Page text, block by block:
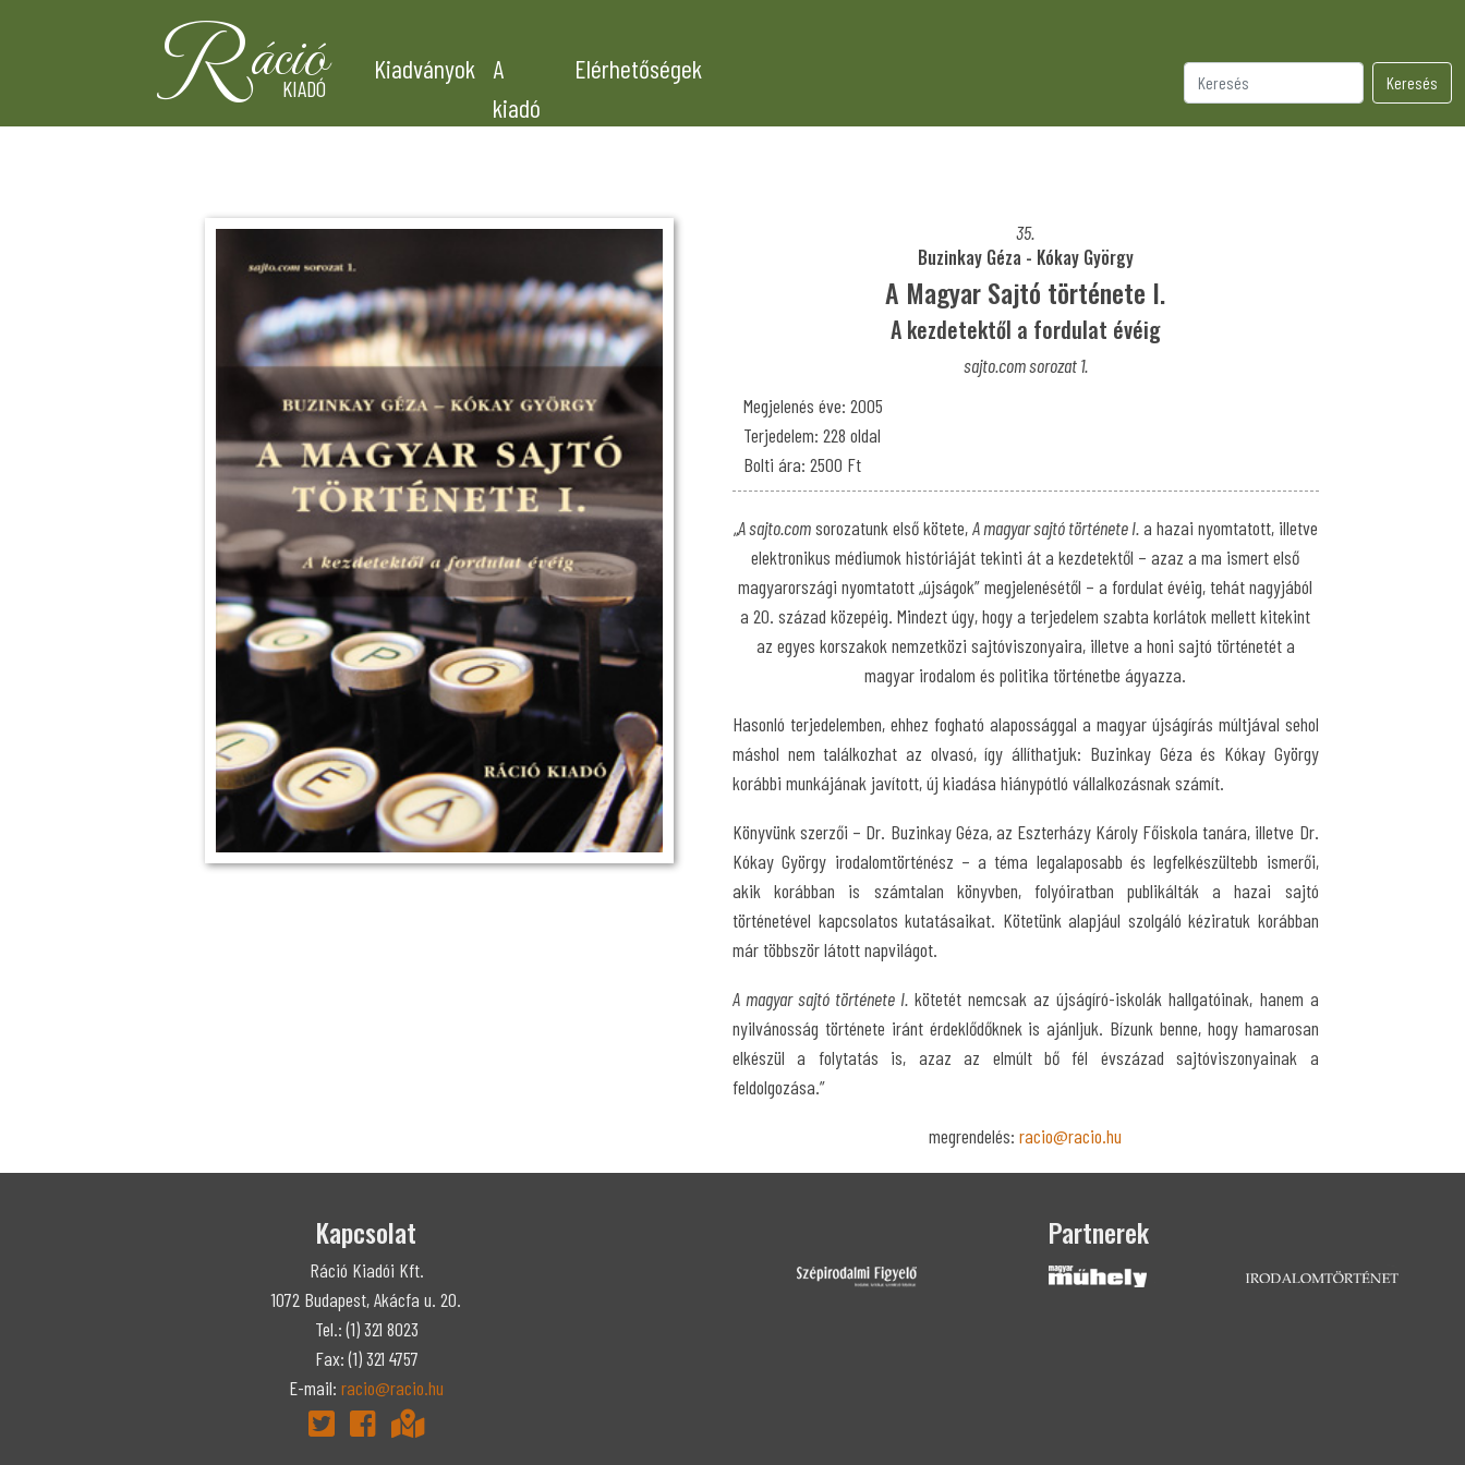
Ráció
KIADÓ
Kiadványok
A
kiadó
Elérhetőségek Keresés
35.
Buzinkay Géza - Kókay György
A Magyar Sajtó története I.
A kezdetektől a fordulat évéig
sajto.com sorozat 1.
Megjelenés éve: 2005
Terjedelem: 228 oldal
Bolti ára: 2500 Ft
„A sajto.comsorozatunk első kötete,A magyar sajtó története I.a hazai nyomtatott, illetve
elektronikus médiumok históriáját tekinti át a kezdetektől – azaz a ma ismert első
magyarországi nyomtatott „újságok” megjelenésétől – a fordulat évéig, tehát nagyjából
a 20. század közepéig. Mindezt úgy, hogy a terjedelem szabta korlátok mellett kitekint
az egyes korszakok nemzetközi sajtóviszonyaira, illetve a honi sajtó történetét a
magyar irodalom és politika történetbe ágyazza.
Hasonló terjedelemben, ehhez fogható alapossággal a magyar újságírás múltjával sehol
máshol nem találkozhat az olvasó, így állíthatjuk: Buzinkay Géza és Kókay György
korábbi munkájának javított, új kiadása hiánypótló vállalkozásnak számít.
Könyvünk szerzői – Dr. Buzinkay Géza, az Eszterházy Károly Főiskola tanára, illetve Dr.
Kókay György irodalomtörténész – a téma legalaposabb és legfelkészültebb ismerői,
akik korábban is számtalan könyvben, folyóiratban publikálták a hazai sajtó
történetével kapcsolatos kutatásaikat. Kötetünk alapjául szolgáló kéziratuk korábban
már többször látott napvilágot.
A magyar sajtó története I. kötetét nemcsak az újságíró-iskolák hallgatóinak, hanem a
nyilvánosság története iránt érdeklődőknek is ajánljuk. Bízunk benne, hogy hamarosan
elkészül a folytatás is, azaz az elmúlt bő fél évszázad sajtóviszonyainak a
feldolgozása.”
megrendelés:racio@racio.hu
Kapcsolat
Ráció Kiadói Kft.
1072 Budapest, Akácfa u. 20.
Tel.: (1) 321 8023
Fax: (1) 321 4757
E-mail: racio@racio.hu
Partnerek